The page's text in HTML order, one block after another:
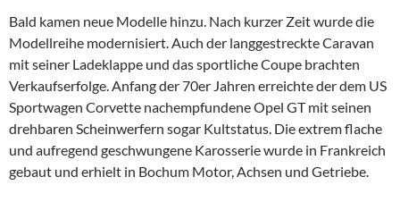
Bald kamen neue Modelle hinzu. Nach kurzer Zeit wurde die
Modellreihe modernisiert. Auch der langgestreckte Caravan
mit seiner Ladeklappe und das sportliche Coupe brachten
Verkaufserfolge. Anfang der 70er Jahren erreichte der dem US
Sportwagen Corvette nachempfundene Opel GT mit seinen
drehbaren Scheinwerfern sogar Kultstatus. Die extrem flache
und aufregend geschwungene Karosserie wurde in Frankreich
gebaut und erhielt in Bochum Motor, Achsen und Getriebe.